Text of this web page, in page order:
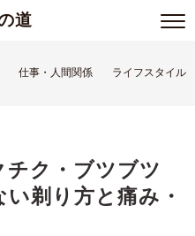
道
仕事・人間関係 ライフスタイル
チク・ブツブツ
剃り方と痛み・